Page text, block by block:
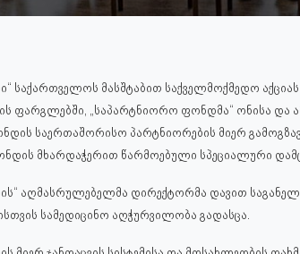
საქართველოს მასშტაბით საქველმოქმედო აქციას
ფარგლებში, „საპარტნიორო ფონდმა“ ონისა და
საერთაშორისო პარტნიორების მიერ
მხარდაჭერით წარმოებული სპეციალური
აღმასრულებელმა დირექტორმა დავით
სამედიცინო აღჭურვილობა გადასცა.